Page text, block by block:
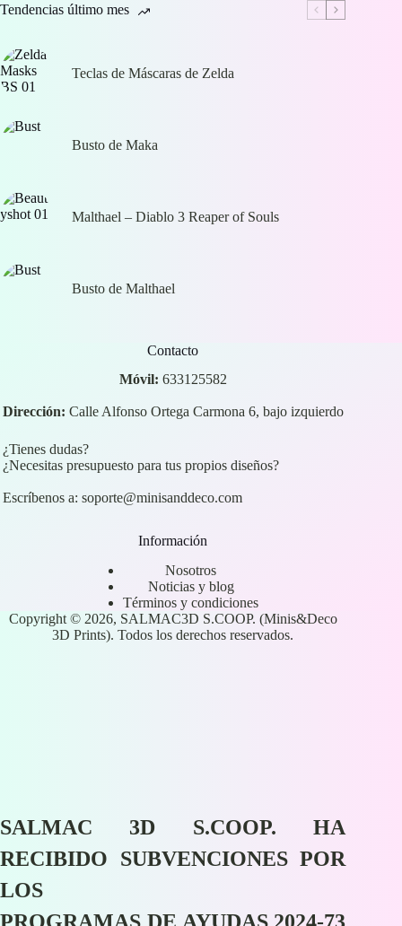
Tendencias último mes
Teclas de Máscaras de Zelda
Busto de Maka
Malthael – Diablo 3 Reaper of Souls
Busto de Malthael
Contacto
Móvil: 633125582
Dirección: Calle Alfonso Ortega Carmona 6, bajo izquierdo
¿Tienes dudas?
¿Necesitas presupuesto para tus propios diseños?
Escríbenos a: soporte@minisanddeco.com
Información
Nosotros
Noticias y blog
Términos y condiciones
Copyright © 2026, SALMAC3D S.COOP. (Minis&Deco
3D Prints). Todos los derechos reservados.
SALMAC 3D S.COOP. HA
RECIBIDO SUBVENCIONES POR
LOS